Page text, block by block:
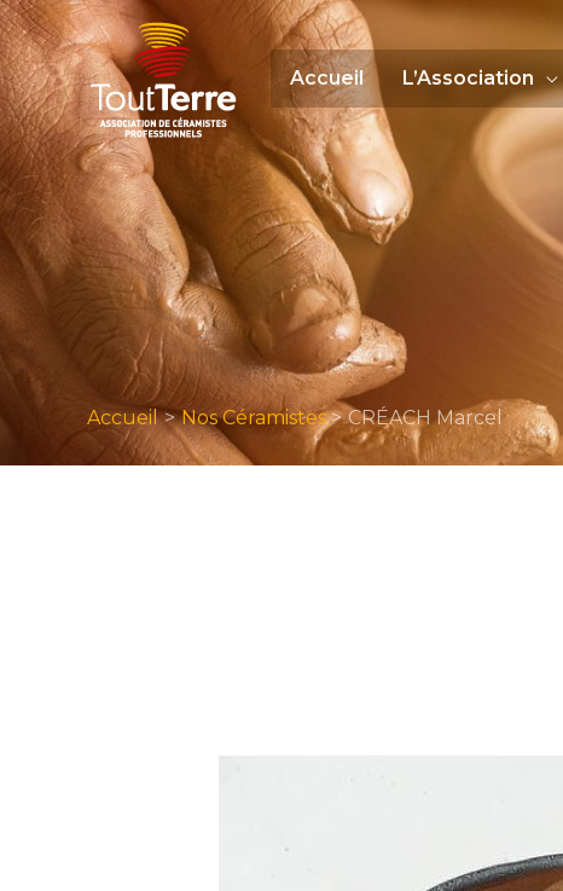
Aller
au
contenu
Accueil L’Association
Accueil Nos Céramistes CRÉACH Marcel